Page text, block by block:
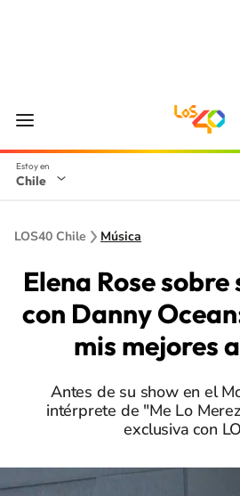
Chile
LOS40 Chile Música
Elena Rose sobre
con Danny
mis mejores
Antes de su show en el
intérprete de "Me Lo
exclusiva con